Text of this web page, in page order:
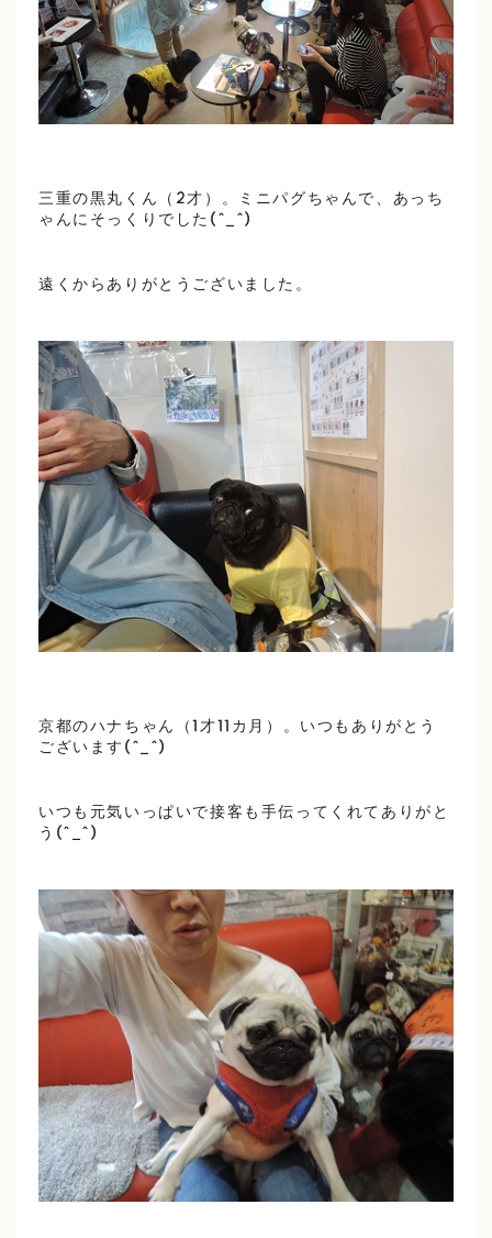
三重の黒丸くん（2才）。ミニパグちゃんで、あっち
ゃんにそっくりでした(^_^)
遠くからありがとうございました。
京都のハナちゃん（1才11カ月）。いつもありがとう
ございます(^_^)
いつも元気いっぱいで接客も手伝ってくれてありがと
う(^_^)